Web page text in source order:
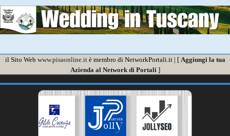
il Sito Web www.pisaonline.itè membro di NetworkPortali.it | [ Aggiungi la tua
Azienda al Network di Portali ]